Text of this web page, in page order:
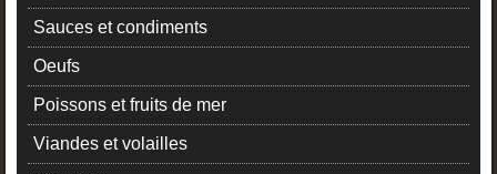
Sauces et condiments
Oeufs
Poissons et fruits de mer
Viandes et volailles